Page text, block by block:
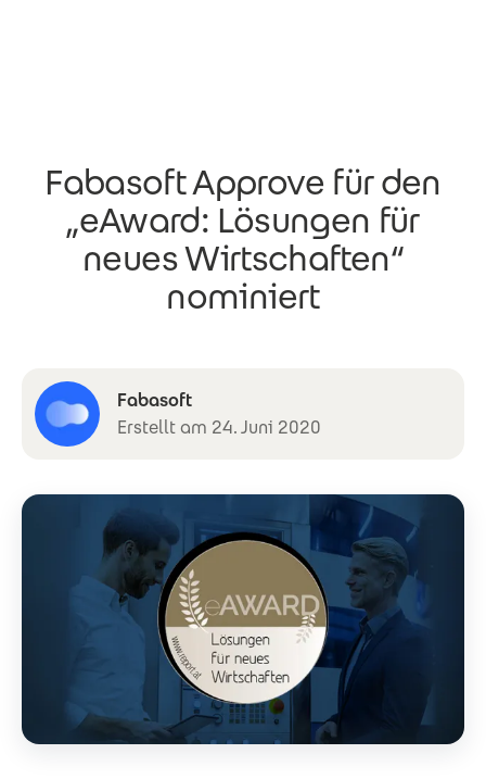
Fabasoft Approve für den
„eAward: Lösungen für
neues Wirtschaften“
nominiert
Fabasoft
Erstellt am 24. Juni 2020